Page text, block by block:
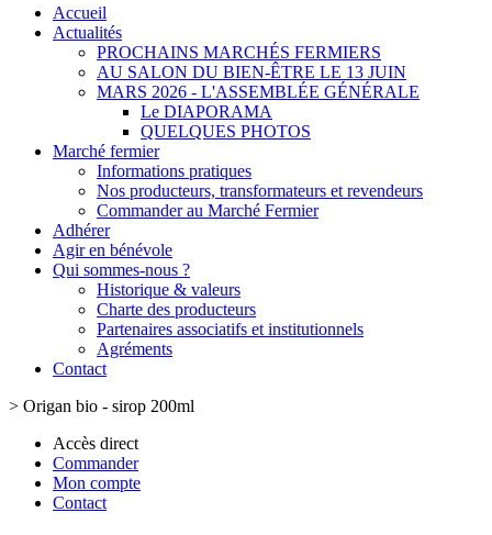
Accueil
Actualités
PROCHAINS MARCHÉS FERMIERS
AU SALON DU BIEN-ÊTRE LE 13 JUIN
MARS 2026 - L'ASSEMBLÉE GÉNÉRALE
Le DIAPORAMA
QUELQUES PHOTOS
Marché fermier
Informations pratiques
Nos producteurs, transformateurs et revendeurs
Commander au Marché Fermier
Adhérer
Agir en bénévole
Qui sommes-nous ?
Historique & valeurs
Charte des producteurs
Partenaires associatifs et institutionnels
Agréments
Contact
> Origan bio - sirop 200ml
Accès direct
Commander
Mon compte
Contact